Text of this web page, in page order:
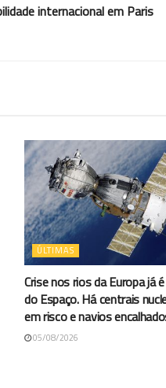
internacional em Paris
ÚLTIMAS
Crise nos rios da Europa já
do Espaço. Há centrais
em risco e navios
05/08/2026